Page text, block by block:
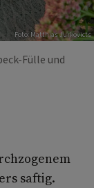
Foto: Matthias Jurkovicts
Fülle und
saftig.